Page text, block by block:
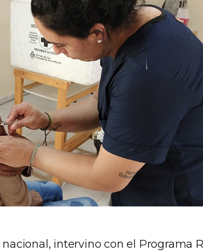
intervino con el Programa